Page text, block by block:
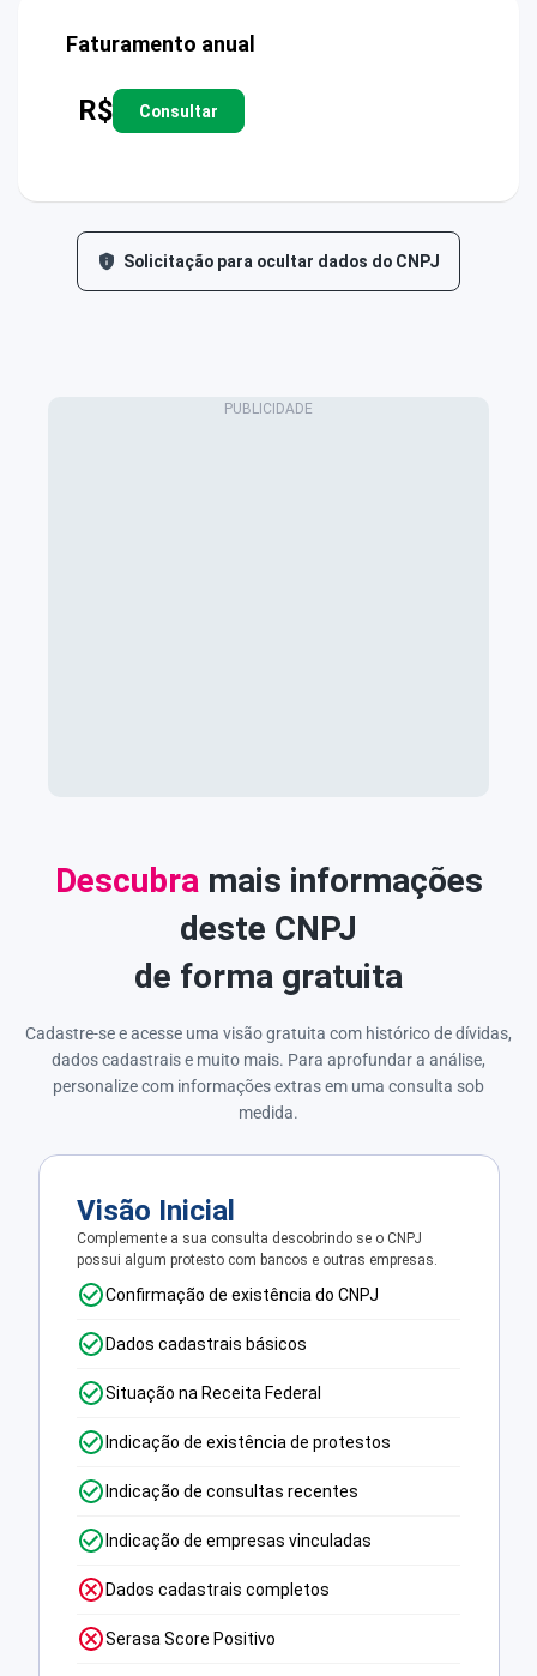
Faturamento anual
R$ Consultar
Solicitação para ocultar dados do CNPJ
Descubramais informações
deste CNPJ
de forma gratuita
Cadastre-se e acesse uma visão gratuita com histórico de dívidas,
dados cadastrais e muito mais. Para aprofundar a análise,
personalize com informações extras em uma consulta sob
medida.
Visão Inicial
Complemente a sua consulta descobrindo se o CNPJ
possui algum protesto com bancos e outras empresas.
Confirmação de existência do CNPJ
Dados cadastrais básicos
Situação na Receita Federal
Indicação de existência de protestos
Indicação de consultas recentes
Indicação de empresas vinculadas
Dados cadastrais completos
Serasa Score Positivo